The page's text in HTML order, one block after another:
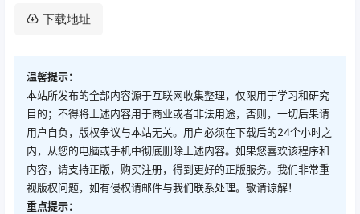
下载地址
温馨提示：
本站所发布的全部内容源于互联网收集整理，仅限用于学习和研究
目的；不得将上述内容用于商业或者非法用途，否则，一切后果请
用户自负，版权争议与本站无关。用户必须在下载后的24个小时之
内，从您的电脑或手机中彻底删除上述内容。如果您喜欢该程序和
内容，请支持正版，购买注册，得到更好的正版服务。我们非常重
视版权问题，如有侵权请邮件与我们联系处理。敬请谅解！
重点提示：